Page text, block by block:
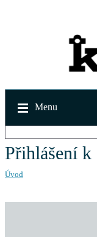
Menu
Přihlášení k
Úvod